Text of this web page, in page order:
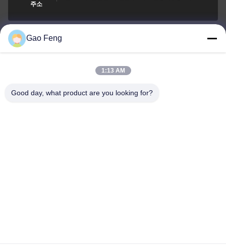
주소
suli@sulidry.com
Gao Feng
1:13 AM
Good day, what product are you looking for?